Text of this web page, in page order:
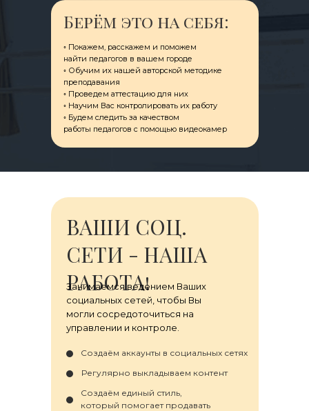
Берём это на себя:
◦ Покажем, расскажем и поможем
ㅤнайти педагогов в вашем городе
◦ Обучим их нашей авторской методике
преподавания
◦ Проведем аттестацию для них
◦ Научим Вас контролировать их работу
◦ Будем следить за качеством
ㅤработы педагогов с помощью видеокамер
Создаём аккаунты в социальных сетях
Регулярно выкладываем контент
Создаём единый стиль,
который помогает продавать
ВАШИ СОЦ.
СЕТИ - НАША
РАБОТА!
Занимаемся ведением Ваших
социальных сетей, чтобы Вы
могли сосредоточиться на
управлении и контроле.